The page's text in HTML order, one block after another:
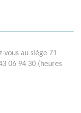
vous au siège 71
06 94 30 (heures